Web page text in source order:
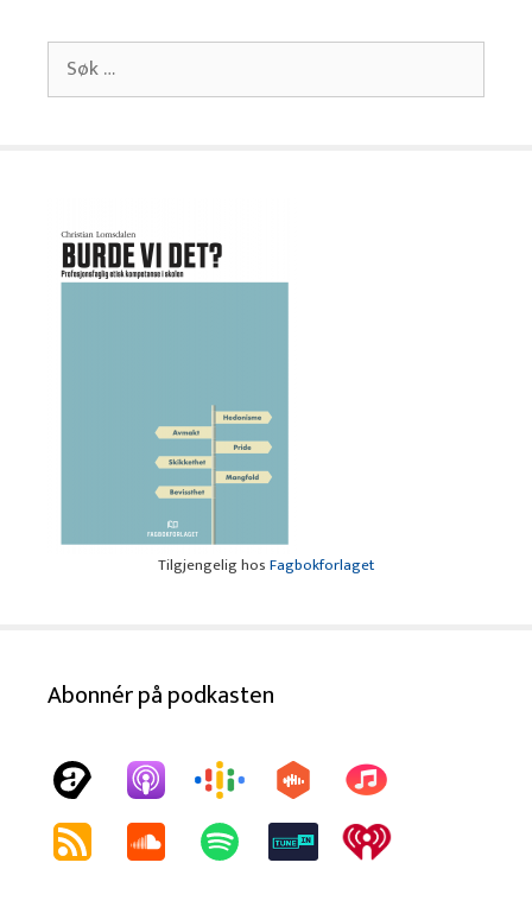
Søk
etter:
Tilgjengelig hosFagbokforlaget
Abonnér på podkasten